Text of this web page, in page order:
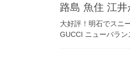
路島 魚住 江
大好評！明石でスニ
GUCCI ニューバラ